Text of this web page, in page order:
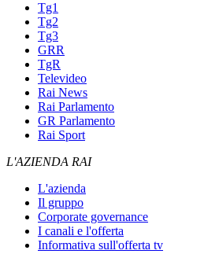
Tg1
Tg2
Tg3
GRR
TgR
Televideo
Rai News
Rai Parlamento
GR Parlamento
Rai Sport
L'AZIENDA RAI
L'azienda
Il gruppo
Corporate governance
I canali e l'offerta
Informativa sull'offerta tv